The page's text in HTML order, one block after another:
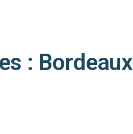
: Bordeaux